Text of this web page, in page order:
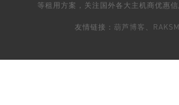
等租用方案，关注国外各大主机商优惠信
友情链接： 葫芦博客